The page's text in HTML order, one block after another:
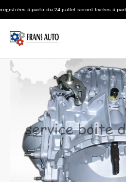
juillet seront livrées à partir du 19 août.